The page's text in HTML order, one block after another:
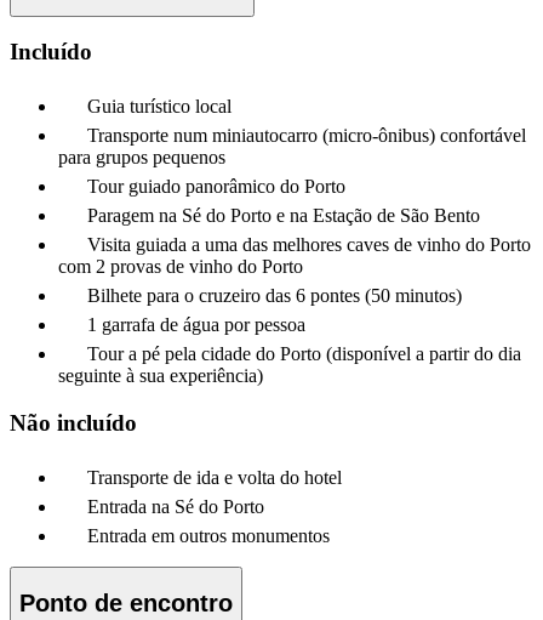
Incluído
Guia turístico local
Transporte num miniautocarro (micro-ônibus) confortável
para grupos pequenos
Tour guiado panorâmico do Porto
Paragem na Sé do Porto e na Estação de São Bento
Visita guiada a uma das melhores caves de vinho do Porto
com 2 provas de vinho do Porto
Bilhete para o cruzeiro das 6 pontes (50 minutos)
1 garrafa de água por pessoa
Tour a pé pela cidade do Porto (disponível a partir do dia
seguinte à sua experiência)
Não incluído
Transporte de ida e volta do hotel
Entrada na Sé do Porto
Entrada em outros monumentos
Ponto de encontro